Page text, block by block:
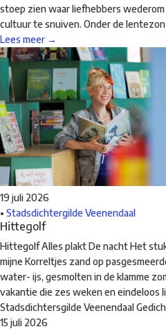
stoep zien waar liefhebbers
cultuur te snuiven. Onder de
Lees meer →
19 juli 2026
• Stadsdichtergilde Veenendaal
Hittegolf
Hittegolf Alles plakt De nacht Het
mijne Korreltjes zand op
water- ijs, gesmolten in de klamme
vakantie die zes weken en eindeloos
Stadsdichtersgilde Veenendaal
15 juli 2026